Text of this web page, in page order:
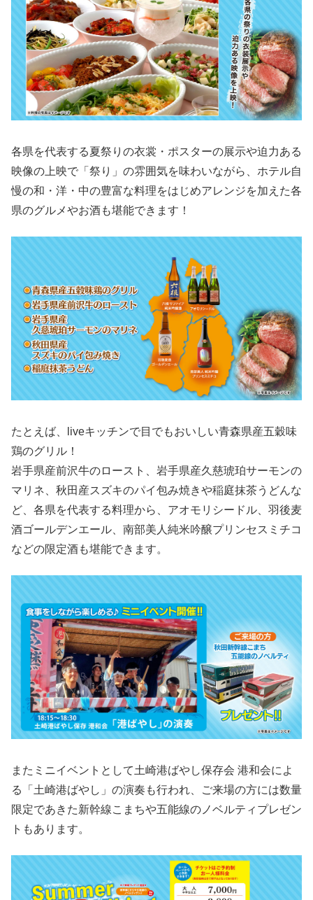
各県を代表する夏祭りの衣裳・ポスターの展示や迫力ある
映像の上映で「祭り」の雰囲気を味わいながら、ホテル自
慢の和・洋・中の豊富な料理をはじめアレンジを加えた各
県のグルメやお酒も堪能できます！
たとえば、liveキッチンで目でもおいしい青森県産五穀味
鶏のグリル！
岩手県産前沢牛のロースト、岩手県産久慈琥珀サーモンの
マリネ、秋田産スズキのパイ包み焼きや稲庭抹茶うどんな
ど、各県を代表する料理から、アオモリシードル、羽後麦
酒ゴールデンエール、南部美人純米吟醸プリンセスミチコ
などの限定酒も堪能できます。
またミニイベントとして土崎港ばやし保存会 港和会によ
る「土崎港ばやし」の演奏も行われ、ご来場の方には数量
限定であきた新幹線こまちや五能線のノベルティプレゼン
トもあります。